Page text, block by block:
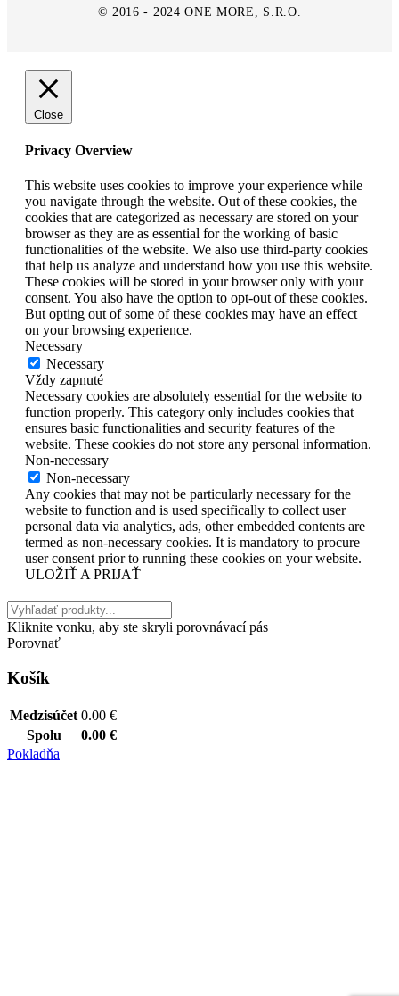
© 2016 - 2024 ONE MORE, S.R.O.
Close
Privacy Overview
This website uses cookies to improve your experience while
you navigate through the website. Out of these cookies, the
cookies that are categorized as necessary are stored on your
browser as they are as essential for the working of basic
functionalities of the website. We also use third-party cookies
that help us analyze and understand how you use this website.
These cookies will be stored in your browser only with your
consent. You also have the option to opt-out of these cookies.
But opting out of some of these cookies may have an effect
on your browsing experience.
Necessary
Necessary
Vždy zapnuté
Necessary cookies are absolutely essential for the website to
function properly. This category only includes cookies that
ensures basic functionalities and security features of the
website. These cookies do not store any personal information.
Non-necessary
Non-necessary
Any cookies that may not be particularly necessary for the
website to function and is used specifically to collect user
personal data via analytics, ads, other embedded contents are
termed as non-necessary cookies. It is mandatory to procure
user consent prior to running these cookies on your website.
ULOŽIŤ A PRIJAŤ
Kliknite vonku, aby ste skryli porovnávací pás
Porovnať
Košík
Medzisúčet 0.00 €
Spolu
0.00 €
Pokladňa